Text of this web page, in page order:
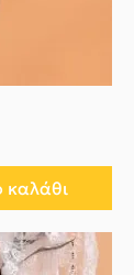
καλάθι